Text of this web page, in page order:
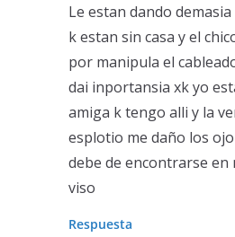
Le estan dando
k estan sin casa y el
por manipula el
dai inportansia xk yo
amiga k tengo alli y la
esplotio me daño los
debe de encontrarse en
viso
Respuesta